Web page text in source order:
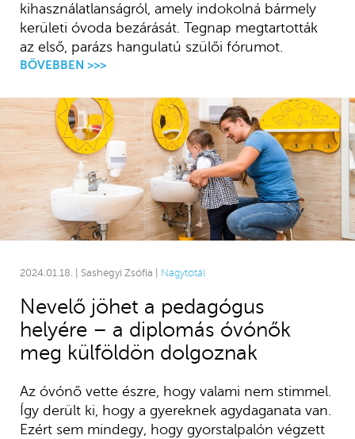
kihasználatlanságról, amely indokolná bármely
kerületi óvoda bezárását. Tegnap megtartották
az első, parázs hangulatú szülői fórumot.
BŐVEBBEN >>>
2024.01.18. | Sashegyi Zsófia | Nagytotál
Nevelő jöhet a pedagógus
helyére – a diplomás óvónők
meg külföldön dolgoznak
Az óvónő vette észre, hogy valami nem stimmel.
Így derült ki, hogy a gyereknek agydaganata van.
Ezért sem mindegy, hogy gyorstalpalón végzett